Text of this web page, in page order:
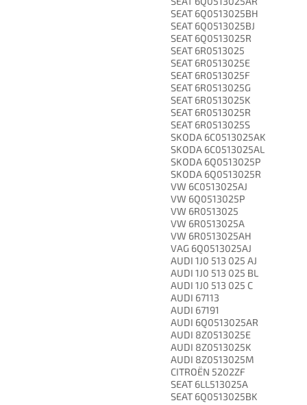
SEAT 6Q0513025BH
SEAT 6Q0513025BJ
SEAT 6Q0513025R
SEAT 6R0513025
SEAT 6R0513025E
SEAT 6R0513025F
SEAT 6R0513025G
SEAT 6R0513025K
SEAT 6R0513025R
SEAT 6R0513025S
SKODA 6C0513025AK
SKODA 6C0513025AL
SKODA 6Q0513025P
SKODA 6Q0513025R
VW 6C0513025AJ
VW 6Q0513025P
VW 6R0513025
VW 6R0513025A
VW 6R0513025AH
VAG 6Q0513025AJ
AUDI 1J0 513 025 AJ
AUDI 1J0 513 025 BL
AUDI 1J0 513 025 C
AUDI 67113
AUDI 67191
AUDI 6Q0513025AR
AUDI 8Z0513025E
AUDI 8Z0513025K
AUDI 8Z0513025M
CITROËN 5202ZF
SEAT 6LL513025A
SEAT 6Q0513025BK